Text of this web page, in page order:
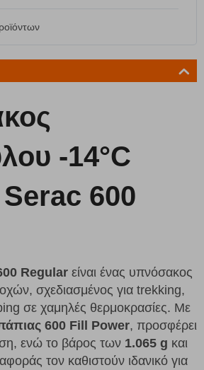
-14°C
600
Regular είναι ένας υπνόσακος
σχεδιασμένος για trekking,
σε χαμηλές θερμοκρασίες. Με
600 Fill Power, προσφέρει
ενώ το βάρος των 1.065 g και
τον καθιστούν ιδανικό για